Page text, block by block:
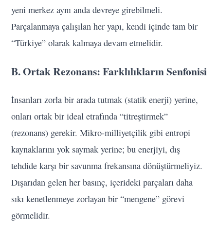
yeni merkez aynı anda devreye girebilmeli.
Parçalanmaya çalışılan her yapı, kendi içinde tam bir
“Türkiye” olarak kalmaya devam etmelidir.
B. Ortak Rezonans: Farklılıkların Senfonisi
İnsanları zorla bir arada tutmak (statik enerji) yerine,
onları ortak bir ideal etrafında “titreştirmek”
(rezonans) gerekir. Mikro-milliyetçilik gibi entropi
kaynaklarını yok saymak yerine; bu enerjiyi, dış
tehdide karşı bir savunma frekansına dönüştürmeliyiz.
Dışarıdan gelen her basınç, içerideki parçaları daha
sıkı kenetlenmeye zorlayan bir “mengene” görevi
görmelidir.